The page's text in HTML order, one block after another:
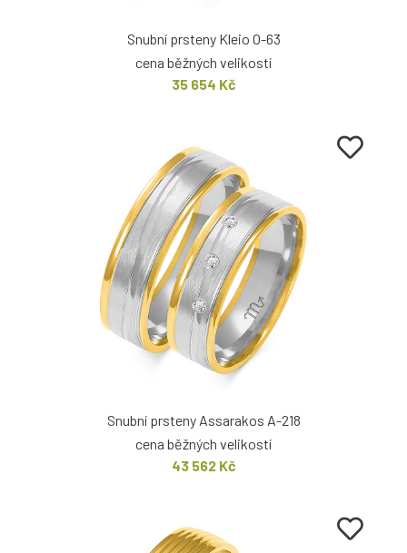
Snubní prsteny Kleio O-63
cena běžných velikostí
35 654 Kč
Snubní prsteny Assarakos A-218
cena běžných velikostí
43 562 Kč